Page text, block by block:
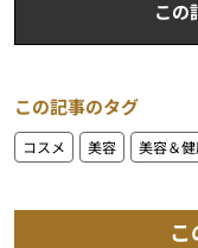
この
この記事のタグ
コスメ 美容 美容＆